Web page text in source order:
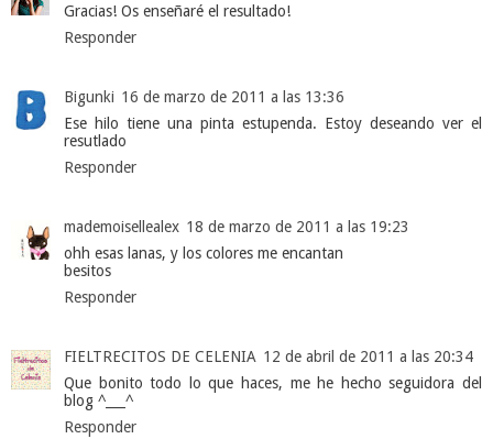
Gracias! Os enseñaré el resultado!
Responder
Bigunki 16 de marzo de 2011 a las 13:36
Ese hilo tiene una pinta estupenda. Estoy deseando ver el
resutlado
Responder
mademoisellealex 18 de marzo de 2011 a las 19:23
ohh esas lanas, y los colores me encantan
besitos
Responder
FIELTRECITOS DE CELENIA 12 de abril de 2011 a las 20:34
Que bonito todo lo que haces, me he hecho seguidora del
blog ^___^
Responder